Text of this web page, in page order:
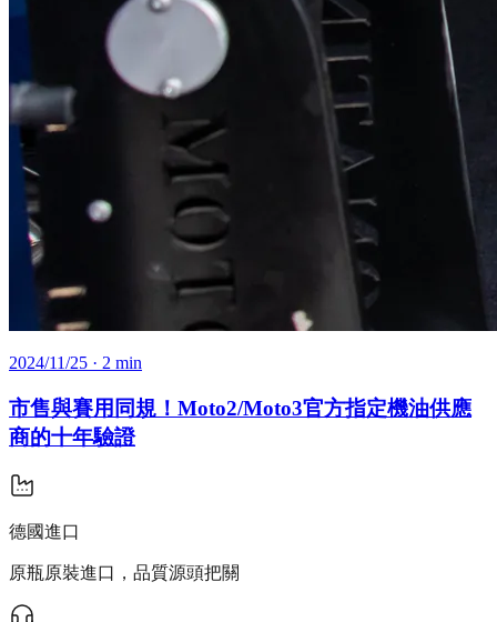
2024/11/25 · 2 min
市售與賽用同規！Moto2/Moto3官方指定機油供應
商的十年驗證
德國進口
原瓶原裝進口，品質源頭把關